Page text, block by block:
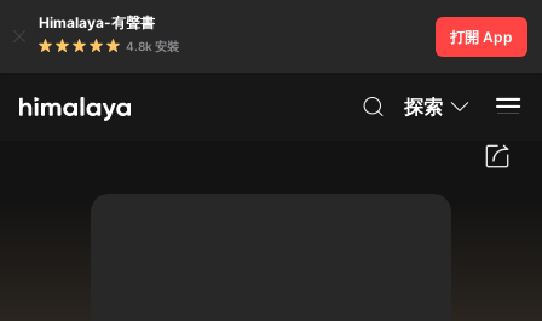
Himalaya-有聲書
4.8k 安裝
打開 App
探索